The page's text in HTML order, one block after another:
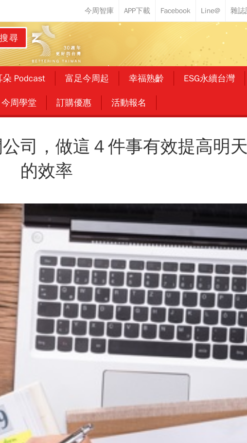
搜尋
朵 Podcast 富足今周起 幸福熟齡 ESG永續台灣
今周學堂 訂購優惠 活動報名
司，做這４件事有效提高明天
的效率